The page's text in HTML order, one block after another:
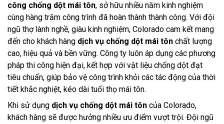
công chống dột mái tôn, sở hữu nhiều năm kinh nghiệm
cùng hàng trăm công trình đã hoàn thành thành công. Với đội
ngũ thợ lành nghề, giàu kinh nghiệm, Colorado cam kết mang
đến cho khách hàng dịch vụ chống dột mái tôn chất lượng
cao, hiệu quả và bền vững. Công ty luôn áp dụng các phương
pháp thi công hiện đại, kết hợp với vật liệu chống dột đạt
tiêu chuẩn, giúp bảo vệ công trình khỏi các tác động của thời
tiết khắc nghiệt, kéo dài tuổi thọ mái tôn.
Khi sử dụng dịch vụ chống dột mái tôn của Colorado,
khách hàng sẽ được hưởng nhiều ưu điểm vượt trội. Đội ngũ